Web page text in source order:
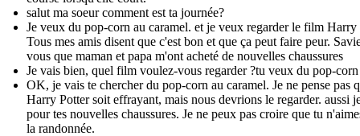
salut ma soeur comment est ta journée?
Je veux du pop-corn au caramel. et je veux regarder le film Harry
Tous mes amis disent que c'est bon et que ça peut faire peur.
vous que maman et papa m'ont acheté de nouvelles chaussures
Je vais bien, quel film voulez-vous regarder ?tu veux du pop-corn
OK, je vais te chercher du pop-corn au caramel. Je ne pense pas
Harry Potter soit effrayant, mais nous devrions le regarder. aussi
pour tes nouvelles chaussures. Je ne peux pas croire que tu
la randonnée.